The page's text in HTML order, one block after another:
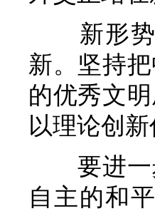
新形
新。坚持
的优秀文
以理论创
要进
自主的和